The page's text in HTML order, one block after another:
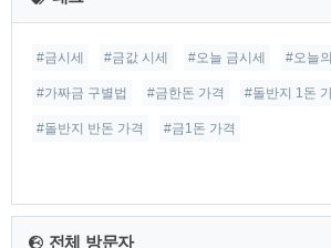
글
#금시세 #금값 시세 #오늘 금시세 #오늘
#가짜금 구별법 #금한돈 가격 #돌반지 1돈
#돌반지 반돈 가격 #금1돈 가격
전체 방문자